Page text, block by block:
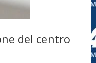
del centro